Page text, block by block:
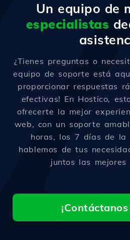
Un equipo de
especialistas
¿Tienes preguntas o
equipo de soporte está
proporcionar respuestas
efectivas! En Hostico,
ofrecerte la mejor
web, con un soporte
horas, los 7 días de la
hablemos de tus
juntos las mejores